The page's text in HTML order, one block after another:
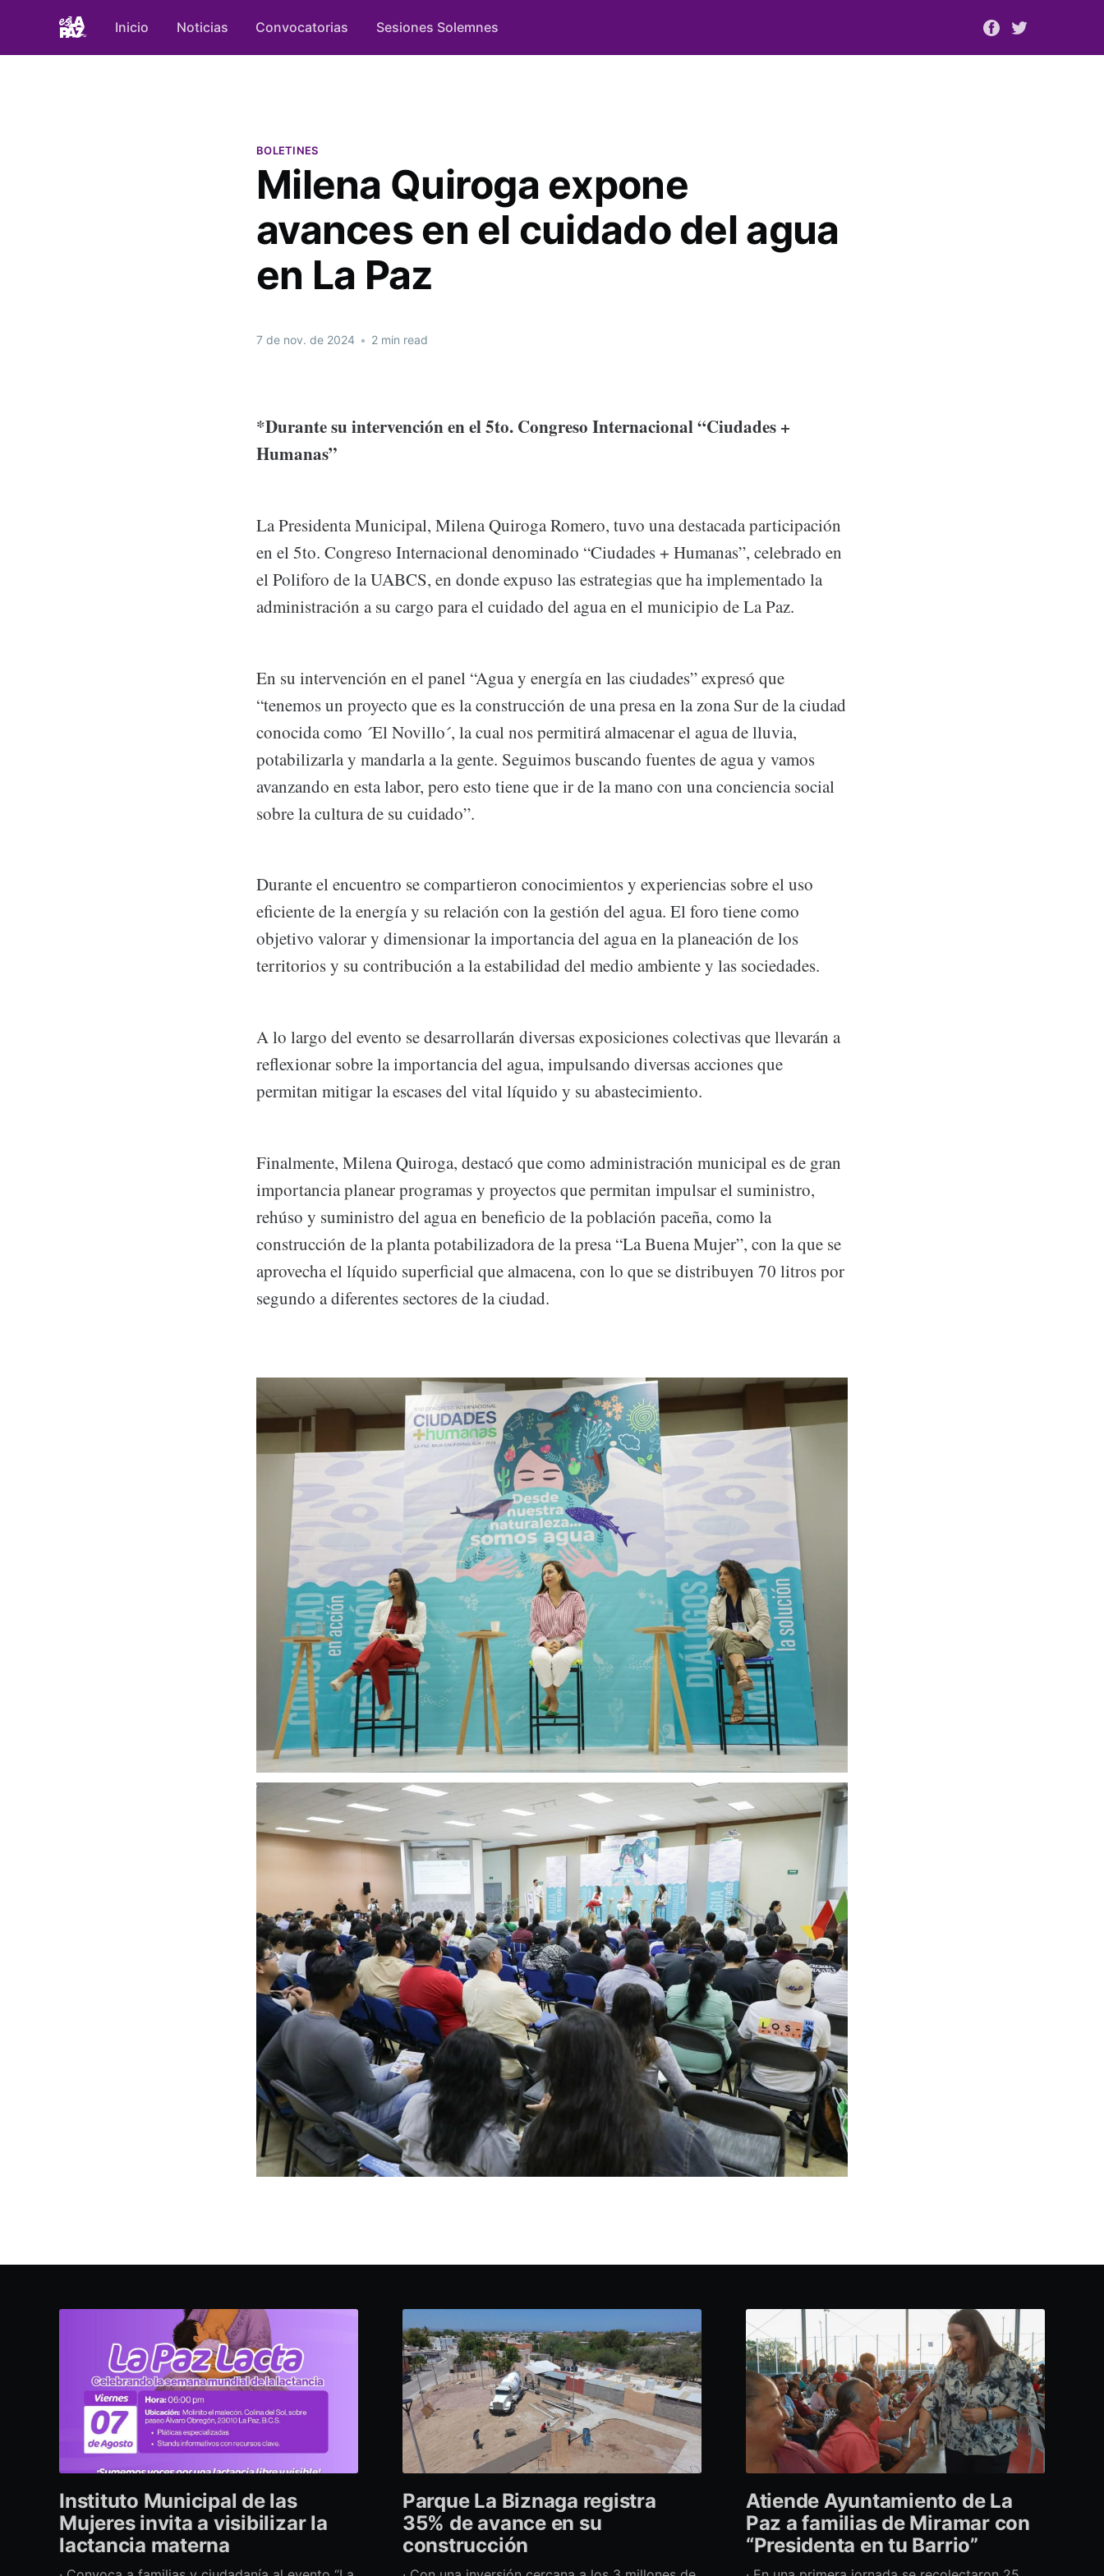
Inicio Noticias Convocatorias Sesiones Solemnes
BOLETINES
Milena Quiroga expone
avances en el cuidado del agua
en La Paz
7 de nov. de 2024 • 2 min read
*Durante su intervención en el 5to. Congreso Internacional “Ciudades +
Humanas”
La Presidenta Municipal, Milena Quiroga Romero, tuvo una destacada participación
en el 5to. Congreso Internacional denominado “Ciudades + Humanas”, celebrado en
el Poliforo de la UABCS, en donde expuso las estrategias que ha implementado la
administración a su cargo para el cuidado del agua en el municipio de La Paz.
En su intervención en el panel “Agua y energía en las ciudades” expresó que
“tenemos un proyecto que es la construcción de una presa en la zona Sur de la ciudad
conocida como ´El Novillo´, la cual nos permitirá almacenar el agua de lluvia,
potabilizarla y mandarla a la gente. Seguimos buscando fuentes de agua y vamos
avanzando en esta labor, pero esto tiene que ir de la mano con una conciencia social
sobre la cultura de su cuidado”.
Durante el encuentro se compartieron conocimientos y experiencias sobre el uso
eficiente de la energía y su relación con la gestión del agua. El foro tiene como
objetivo valorar y dimensionar la importancia del agua en la planeación de los
territorios y su contribución a la estabilidad del medio ambiente y las sociedades.
A lo largo del evento se desarrollarán diversas exposiciones colectivas que llevarán a
reflexionar sobre la importancia del agua, impulsando diversas acciones que
permitan mitigar la escases del vital líquido y su abastecimiento.
Finalmente, Milena Quiroga, destacó que como administración municipal es de gran
importancia planear programas y proyectos que permitan impulsar el suministro,
rehúso y suministro del agua en beneficio de la población paceña, como la
construcción de la planta potabilizadora de la presa “La Buena Mujer”, con la que se
aprovecha el líquido superficial que almacena, con lo que se distribuyen 70 litros por
segundo a diferentes sectores de la ciudad.
Instituto Municipal de las
Mujeres invita a visibilizar la
lactancia materna
Parque La Biznaga registra
35% de avance en su
construcción
Atiende Ayuntamiento de La
Paz a familias de Miramar con
“Presidenta en tu Barrio”